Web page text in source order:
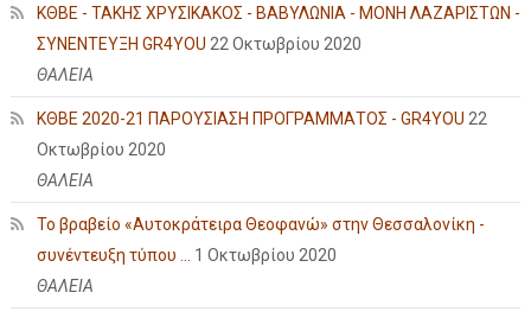
ΚΘΒΕ - ΤΑΚΗΣ ΧΡΥΣΙΚΑΚΟΣ - ΒΑΒΥΛΩΝΙΑ - ΜΟΝΗ ΛΑΖΑΡΙΣΤΩΝ -
ΣΥΝΕΝΤΕΥΞΗ GR4YOU 22 Οκτωβρίου 2020
ΘΑΛΕΙΑ
ΚΘΒΕ 2020-21 ΠΑΡΟΥΣΙΑΣΗ ΠΡΟΓΡΑΜΜΑΤΟΣ - GR4YOU 22
Οκτωβρίου 2020
ΘΑΛΕΙΑ
Το βραβείο «Αυτοκράτειρα Θεοφανώ» στην Θεσσαλονίκη -
συνέντευξη τύπου ...
1 Οκτωβρίου 2020
ΘΑΛΕΙΑ